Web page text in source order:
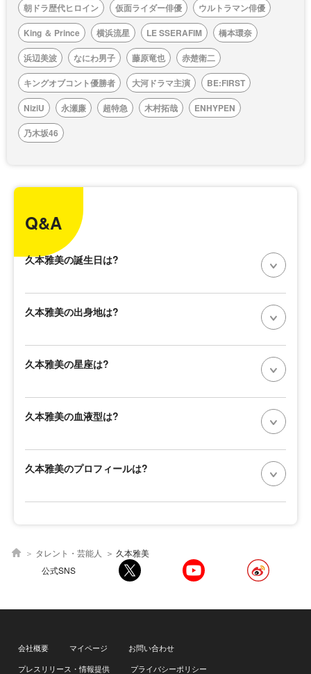
朝ドラ歴代ヒロイン 仮面ライダー俳優
ウルトラマン俳優
King ＆ Prince
横浜流星 LE SSERAFIM
橋本環奈
浜辺美波
なにわ男子 藤原竜也
赤楚衛二
キングオブコント優勝者
大河ドラマ主演
BE:FIRST
NiziU
永瀬廉 超特急 木村拓哉
ENHYPEN
乃木坂46
Q&A
久本雅美の誕生日は?
久本雅美の出身地は?
久本雅美の星座は?
久本雅美の血液型は?
久本雅美のプロフィールは?
タレント・芸能人
久本雅美
公式SNS
会社概要 マイページ
お問い合わせ
プレスリリース・情報提供
プライバシーポリシー